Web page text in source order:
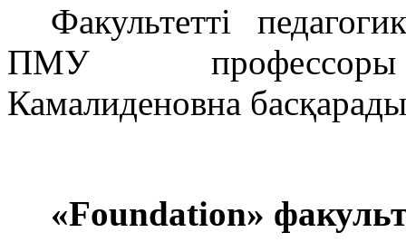
Факультетті
ПМУ
Камалиденовна
«Foundation»